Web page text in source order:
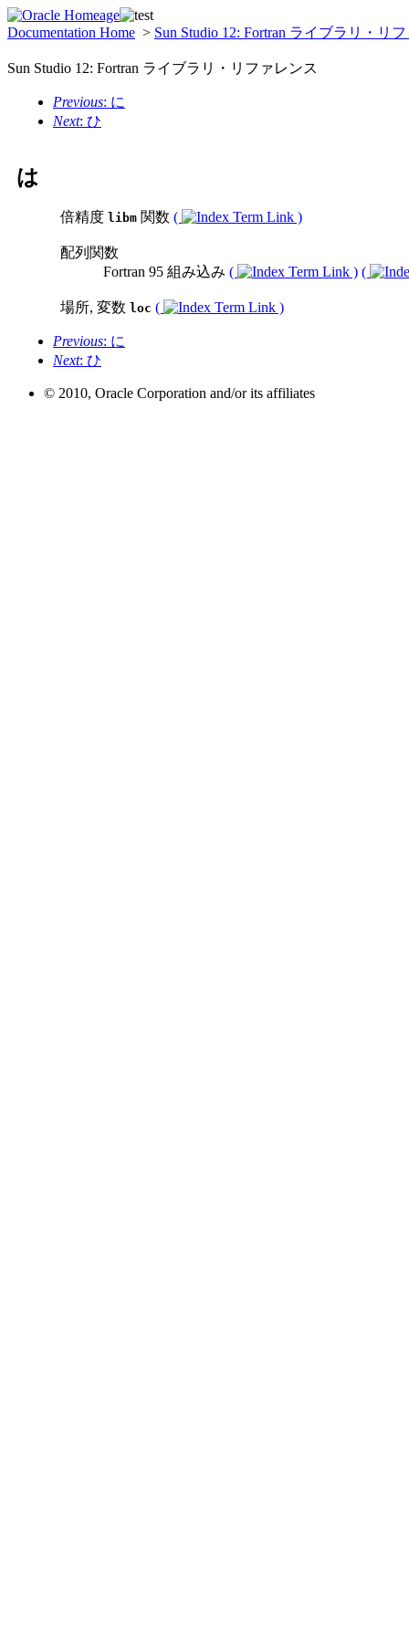
Documentation Home > Sun Studio 12: Fortran ライブラリ・リ
Sun Studio 12: Fortran ライブラリ・リファレンス
Previous: に
Next: ひ
は
倍精度 libm 関数 ( )
配列関数
Fortran 95 組み込み ( ) (
場所, 変数 loc ( )
Previous: に
Next: ひ
© 2010, Oracle Corporation and/or its affiliates